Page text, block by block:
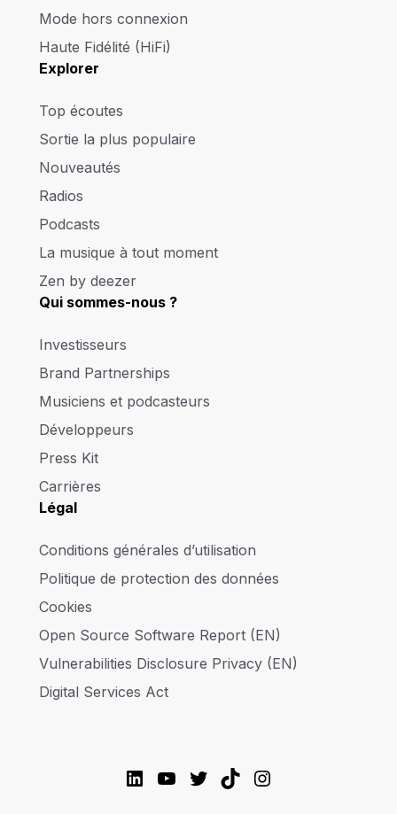
Mode hors connexion
Haute Fidélité (HiFi)
Explorer
Top écoutes
Sortie la plus populaire
Nouveautés
Radios
Podcasts
La musique à tout moment
Zen by deezer
Qui sommes-nous ?
Investisseurs
Brand Partnerships
Musiciens et podcasteurs
Développeurs
Press Kit
Carrières
Légal
Conditions générales d’utilisation
Politique de protection des données
Cookies
Open Source Software Report (EN)
Vulnerabilities Disclosure Privacy (EN)
Digital Services Act
LinkedIn
YouTube
Twitter
TikTokInstagram